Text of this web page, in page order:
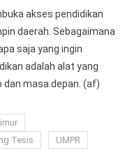
akses pendidikan
daerah. Sebagaimana
saja yang ingin
adalah alat yang
masa depan. (af)
Tesis
UMPR